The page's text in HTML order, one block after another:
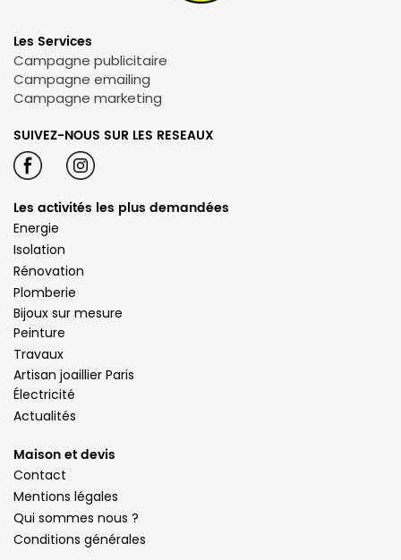
Les Services
Campagne publicitaire
Campagne emailing
Campagne marketing
SUIVEZ-NOUS SUR LES RESEAUX
Les activités les plus demandées
Energie
Isolation
Rénovation
Plomberie
Bijoux sur mesure
Peinture
Travaux
Artisan joaillier Paris
Électricité
Actualités
Maison et devis
Contact
Mentions légales
Qui sommes nous ?
Conditions générales